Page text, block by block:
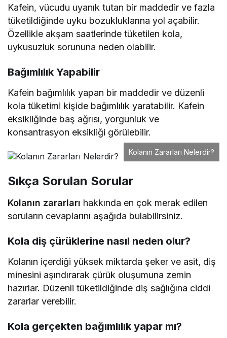
Kafein, vücudu uyanık tutan bir maddedir ve fazla
tüketildiğinde uyku bozukluklarına yol açabilir.
Özellikle akşam saatlerinde tüketilen kola,
uykusuzluk sorununa neden olabilir.
Bağımlılık Yapabilir
Kafein bağımlılık yapan bir maddedir ve düzenli
kola tüketimi kişide bağımlılık yaratabilir. Kafein
eksikliğinde baş ağrısı, yorgunluk ve
konsantrasyon eksikliği görülebilir.
Kolanın Zararları Nelerdir?
Sıkça Sorulan Sorular
Kolanın zararları hakkında en çok merak edilen
soruların cevaplarını aşağıda bulabilirsiniz.
Kola diş çürüklerine nasıl neden olur?
Kolanın içerdiği yüksek miktarda şeker ve asit, diş
minesini aşındırarak çürük oluşumuna zemin
hazırlar. Düzenli tüketildiğinde diş sağlığına ciddi
zararlar verebilir.
Kola gerçekten bağımlılık yapar mı?